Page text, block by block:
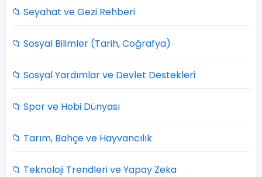
📁 Seyahat ve Gezi Rehberi
📁 Sosyal Bilimler (Tarih, Coğrafya)
📁 Sosyal Yardımlar ve Devlet Destekleri
📁 Spor ve Hobi Dünyası
📁 Tarım, Bahçe ve Hayvancılık
📁 Teknoloji Trendleri ve Yapay Zeka